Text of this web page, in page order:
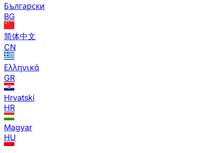
Български
BG
简体中文
CN
Ελληνικά
GR
Hrvatski
HR
Magyar
HU